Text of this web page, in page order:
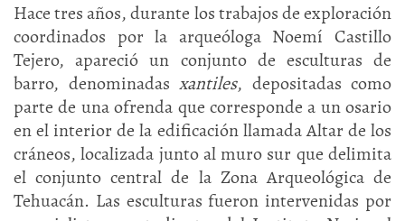
Hace tres años, durante los trabajos de exploración
coordinados por la arqueóloga Noemí Castillo
Tejero, apareció un conjunto de esculturas de
barro, denominadas xantiles, depositadas como
parte de una ofrenda que corresponde a un osario
en el interior de la edificación llamada Altar de los
cráneos, localizada junto al muro sur que delimita
el conjunto central de la Zona Arqueológica de
Tehuacán. Las esculturas fueron intervenidas por